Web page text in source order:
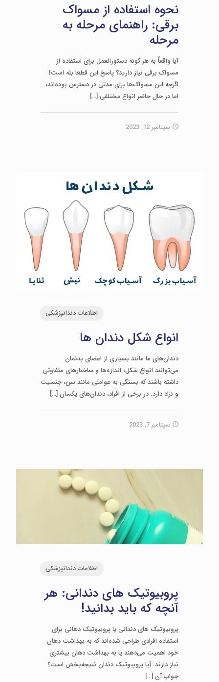
نحوه استفاده از مسواک
برقی: راهنمای مرحله به
مرحله
آیا واقعاً به هر گونه دستورالعمل برای استفاده از
مسواک برقی نیاز دارید؟ پاسخ این قطعا بله است!
اگرچه این مسواک‌ها برای مدتی در دسترس بوده‌اند،
اما در حال حاضر انواع مختلفی […]
سپتامبر 12, 2023
اطلاعات دندانپزشکی
انواع شکل دندان ها
دندان‌های ما مانند بسیاری از اعضای بدنمان
می‌توانند انواع شکل‌، اندازه‌ها و ساختارهای متفاوتی
داشته باشند که بستگی به عواملی مانند سن، جنسیت
و نژاد دارد. در برخی از افراد، دندان‌های یکسان […]
سپتامبر 7, 2023
اطلاعات دندانپزشکی
پروبیوتیک های دندانی: هر
آنچه که باید بدانید!
پروبیوتیک های دندانی یا پروبیوتیک دهانی برای
استفاده افرادی طراحی شده‌اند که به بهداشت دهان
خود اهمیت می‌دهند یا به بهداشت دهان بیشتری
نیاز دارند. آیا پروبیوتیک دندان نتیجه‌بخش است؟
جواب آن[…]